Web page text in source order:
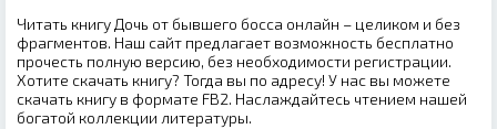
Читать книгу Дочь от бывшего босса онлайн – целиком и без
фрагментов. Наш сайт предлагает возможность бесплатно
прочесть полную версию, без необходимости регистрации.
Хотите скачать книгу? Тогда вы по адресу! У нас вы можете
скачать книгу в формате FB2. Наслаждайтесь чтением нашей
богатой коллекции литературы.